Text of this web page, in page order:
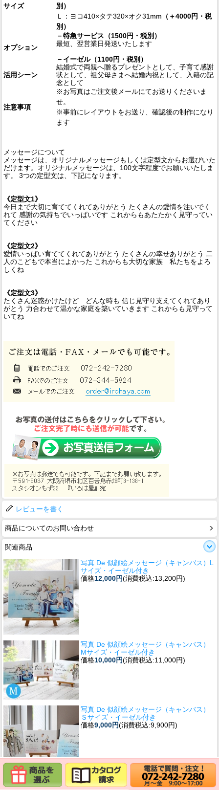
サイズ
別）
Ｌ：ヨコ410×タテ320×オク31mm （＋4000円・税
別）
オプション
－特急サービス（1500円・税別）
最短、翌営業日発送いたします
－イーゼル（1100円・税別）
活用シーン
結婚式で両親へ贈るプレゼントとして、子育て感謝
状として、祖父母さまへ結婚内祝として、入籍の記
念として
注意事項
※お写真はご注文後メールにてお送りくださいま
せ。
※事前にレイアウトをお送り、確認後の制作になり
ます
メッセージについて
メッセージは、オリジナルメッセージもしくは定型文からお選びいた
だけます。オリジナルメッセージは、100文字程度でお願いいたしま
す。 3つの定型文は、下記になります。
《定型文1》
今日まで大切に育ててくれてありがとう たくさんの愛情を注いでく
れて 感謝の気持ちでいっぱいです これからもあたたかく見守ってい
てください
《定型文2》
愛情いっぱい育ててくれてありがとう たくさんの幸せありがとう 二
人のこどもで本当によかった これからも大切な家族 私たちをよろ
しくね
《定型文3》
たくさん迷惑かけたけど どんな時も 信じ見守り支えてくれてあり
がとう 力合わせて温かな家庭を築いていきます これからも見守って
いてね
レビューを書く
商品についてのお問い合わせ
関連商品
写真 De 似顔絵メッセージ（キャンバス）L
サイズ・イーゼル付き
価格12,000円(消費税込:13,200円)
写真 De 似顔絵メッセージ（キャンバス）
Mサイズ・イーゼル付き
価格10,000円(消費税込:11,000円)
写真 De 似顔絵メッセージ（キャンバス）
Ｓサイズ・イーゼル付き
価格9,000円(消費税込:9,900円)